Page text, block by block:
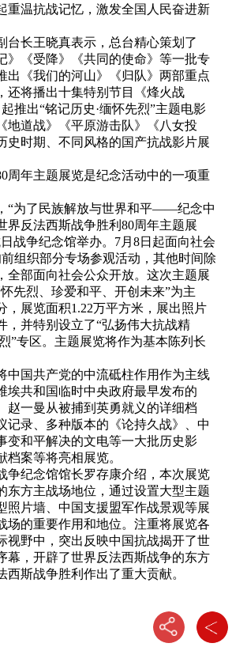
重温抗战记忆，激发全国人民奋进新
长王晓真表示，总台精心策划了
》《受降》《共同的使命》等一批专
出《我们的河山》《归队》两部重点
还将播出十集特别节目《烽火战
推出“铭记历史·缅怀先烈”主题电影
地道战》《平原游击队》《八女投
史时期、不同风格的国产抗战影片展
年主题展览是纪念活动中的一项重
为了民族解放与世界和平——纪念中
界反法西斯战争胜利80周年主题展
战争纪念馆举办。7月8日起面向社会
组织部分专场参观活动，其他时间除
全部面向社会公众开放。这次主题展
先烈、珍爱和平、开创未来”为主
，展览面积1.22万平方米，展出照片
，并特别设立了“弘扬伟大抗战精
”专区。主题展览将作为基本陈列长
国共产党的中流砥柱作用作为主线
埃共和国临时中央政府最早发布的
赵一曼从被捕到英勇就义的详细档
记录、多种版本的《论持久战》、中
变和平解决的文电等一大批历史影
案等将亮相展览。
纪念馆馆长罗存康介绍，本次展览
东方主战场地位，通过设置大型主题
照片墙、中国支援盟军作战景观等展
场的重要作用和地位。注重将展览各
视野中，突出反映中国抗战揭开了世
幕，开辟了世界反法西斯战争的东方
西斯战争胜利作出了重大贡献。